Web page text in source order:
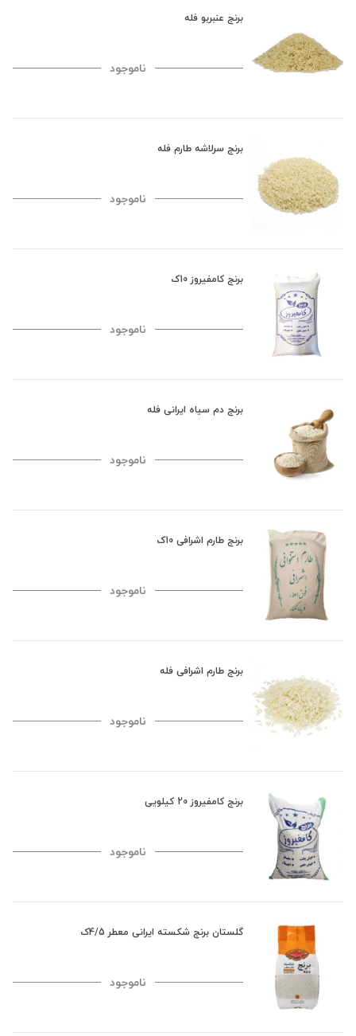
برنج عنبربو فله
ناموجود
برنج سرلاشه طارم فله
ناموجود
برنج کامفیروز 10ک
ناموجود
برنج دم سیاه ایرانی فله
ناموجود
برنج طارم اشرافی 10ک
ناموجود
برنج طارم اشرافی فله
ناموجود
برنج کامفیروز 20 کیلویی
ناموجود
گلستان برنج شکسته ایرانی معطر 4/5ک
ناموجود